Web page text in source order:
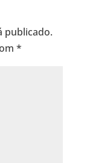
publicado.
*